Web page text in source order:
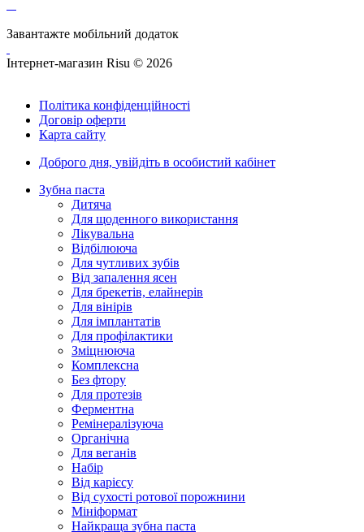
Завантажте мобільний додаток
Інтернет-магазин Risu © 2026
Політика конфіденційності
Договір оферти
Карта сайту
Доброго дня, увійдіть в особистий кабінет
Зубна паста
Дитяча
Для щоденного використання
Лікувальна
Відбілююча
Для чутливих зубів
Від запалення ясен
Для брекетів, елайнерів
Для вінірів
Для імплантатів
Для профілактики
Зміцнююча
Комплексна
Без фтору
Для протезів
Ферментна
Ремінералізуюча
Органічна
Для веганів
Набір
Від карієсу
Від сухості ротової порожнини
Мініформат
Найкраща зубна паста